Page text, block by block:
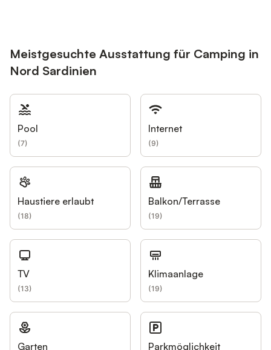
Meistgesuchte Ausstattung für Camping in
Nord Sardinien
Pool
(7)
Internet
(9)
Haustiere erlaubt
(18)
Balkon/Terrasse
(19)
TV
(13)
Klimaanlage
(19)
Garten Parkmöglichkeit